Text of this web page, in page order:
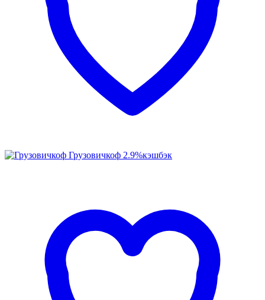
Грузовичкоф 2.9%кэшбэк